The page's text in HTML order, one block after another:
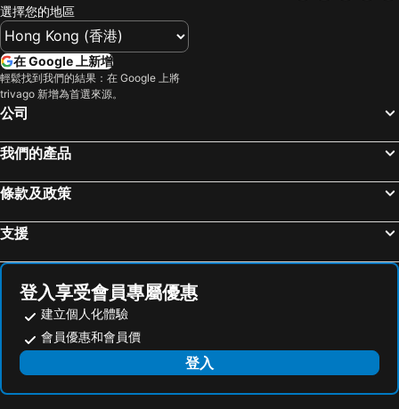
Roaders Plus Hotel Taipei Station
柯達大飯店台北一店
捷絲旅-西門町館
新驛旅店台北車站二館
明日大飯店
台北美侖大飯店
Beauty Hotels Taipei - Hotel B7
Hotel Fun - Linsen
台北大倉久和大飯店
台北東門旅店
東門旅店
麗都飯店
CHECK inn Express Taipei Yongkang
台中烏日高鐵站
烏來溫泉
捷運中山站
大安森林公園
台中一中商圈
內湖區
士林夜市
桃園火車站
九份
宜蘭礁溪溫泉公園
饒河街觀光夜市
萬華區
新北投
捷運忠孝新生站
新竹火車站
台北市立動物園
選擇您的地區
在 Google 上新增
輕鬆找到我們的結果：在 Google 上將
trivago 新增為首選來源。
公司
我們的產品
條款及政策
支援
登入享受會員專屬優惠
建立個人化體驗
會員優惠和會員價
登入